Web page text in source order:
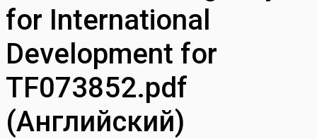
for International
Development for
TF073852.pdf
(Английский)